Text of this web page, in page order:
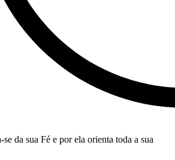
da sua Fé e por ela orienta toda a sua